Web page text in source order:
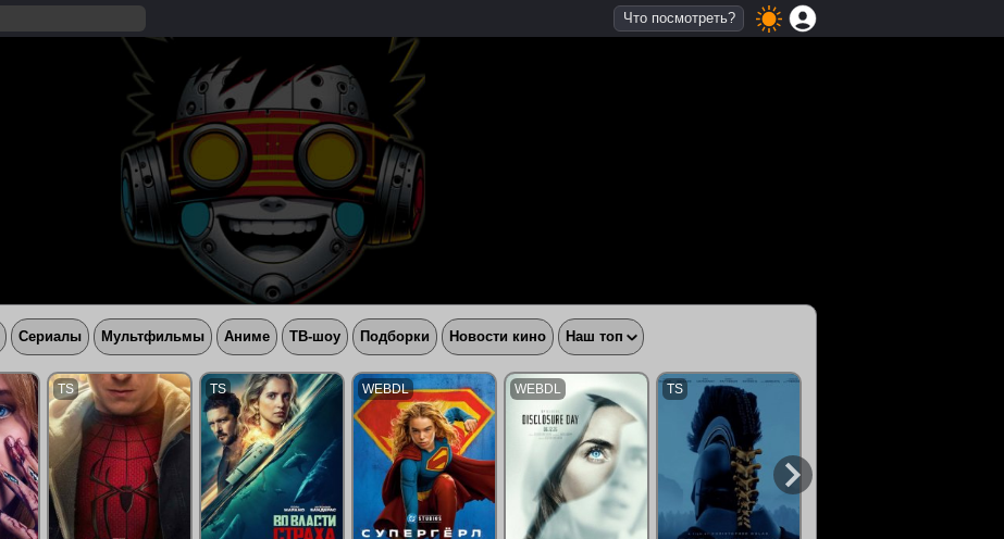
Сериалы Мультфильмы Аниме ТВ-шоу Подборки Новости кино Наш топ
Что посмотреть?